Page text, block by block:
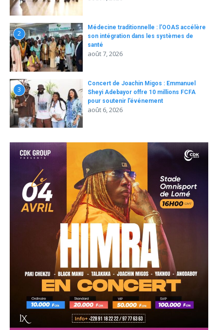
2
Médecine traditionnelle : l’OOAS accélère
son intégration dans les systèmes de
santé
août 7, 2026
3
Concert de Joachin Migos : Emmanuel
Sheyi Adebayor offre 10 millions FCFA
pour soutenir l’événement
août 6, 2026